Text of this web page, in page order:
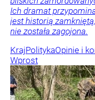
Ich dramat
jest historią
nie została zagojona.
KrajPolitykaOpinie i
Wprost